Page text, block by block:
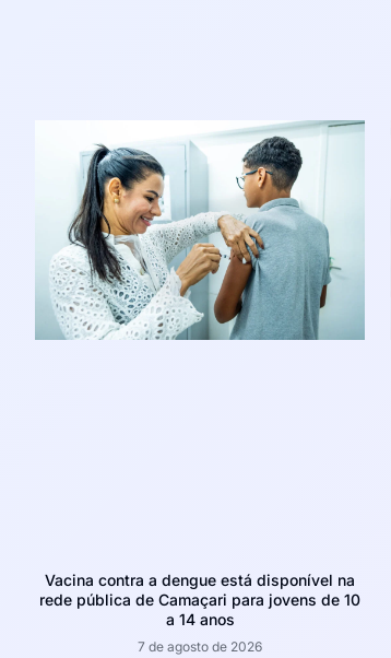
Vacina contra a dengue está disponível na
rede pública de Camaçari para jovens de 10
a 14 anos
7 de agosto de 2026